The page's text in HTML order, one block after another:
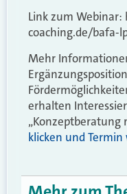
Link zum
coaching.de/bafa-
Mehr
erhalten
„Konzeptberatung
klicken und